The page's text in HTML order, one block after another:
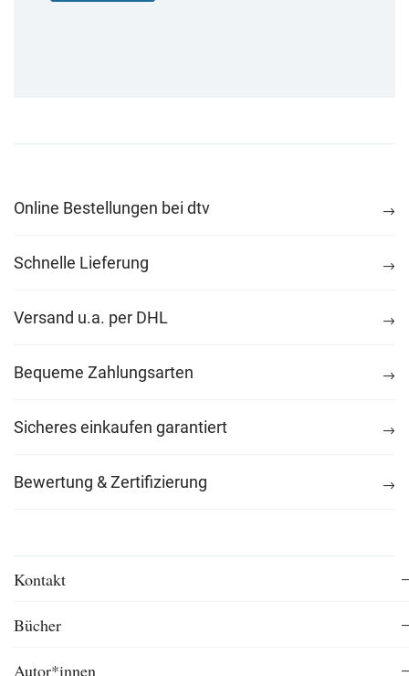
Online Bestellungen bei dtv
Schnelle Lieferung
Versand u.a. per DHL
Bequeme Zahlungsarten
Sicheres einkaufen garantiert
Bewertung & Zertifizierung
Kontakt
Bücher
Autor*innen